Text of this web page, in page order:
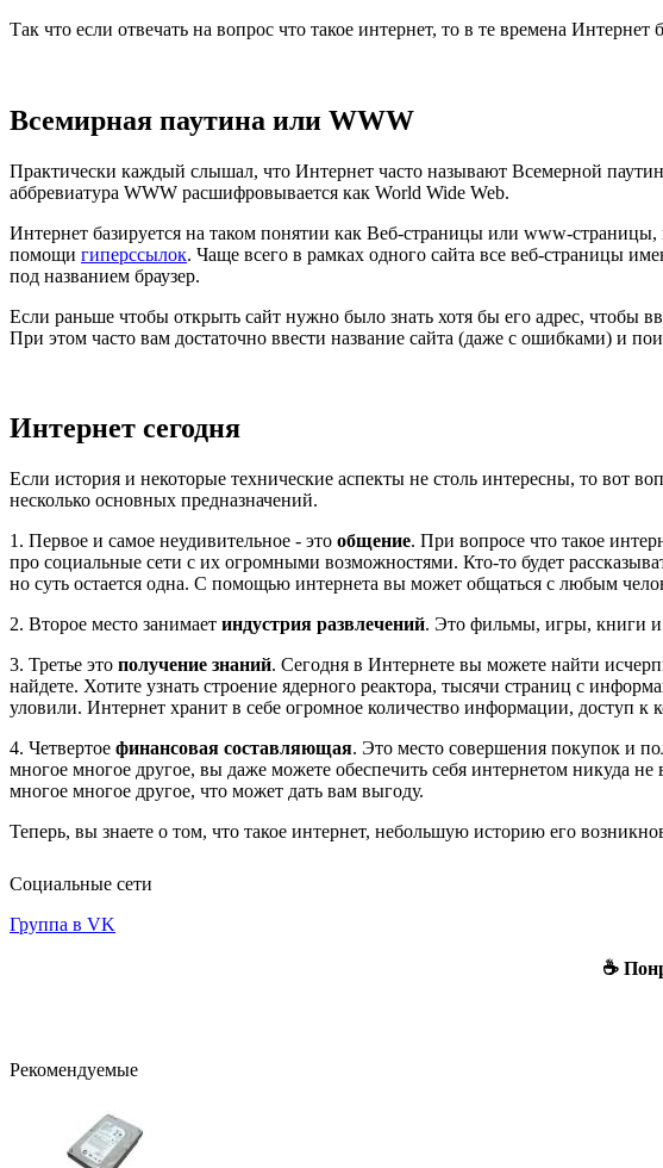
Так что если отвечать на вопрос что такое интернет, то в те времена
Всемирная паутина или WWW
Практически каждый слышал, что Интернет часто называют Всемерной
аббревиатура WWW расшифровывается как World Wide Web.
Интернет базируется на таком понятии как Веб-страницы или www-страницы,
помощи гиперссылок. Чаще всего в рамках одного сайта все веб-страницы
под названием браузер.
Если раньше чтобы открыть сайт нужно было знать хотя бы его адрес, чтобы
При этом часто вам достаточно ввести название сайта (даже с ошибками) и
Интернет сегодня
Если история и некоторые технические аспекты не столь интересны, то вот
несколько основных предназначений.
1. Первое и самое неудивительное - это общение. При вопросе что такое
про социальные сети с их огромными возможностями. Кто-то будет
но суть остается одна. С помощью интернета вы может общаться с любым
2. Второе место занимает индустрия развлечений. Это фильмы, игры, книги и
3. Третье это получение знаний. Сегодня в Интернете вы можете найти
найдете. Хотите узнать строение ядерного реактора, тысячи страниц с
уловили. Интернет хранит в себе огромное количество информации, доступ
4. Четвертое финансовая составляющая. Это место совершения покупок и
многое многое другое, вы даже можете обеспечить себя интернетом никуда
многое многое другое, что может дать вам выгоду.
Теперь, вы знаете о том, что такое интернет, небольшую историю его
Социальные сети
Группа в VK
☕
Рекомендуемые